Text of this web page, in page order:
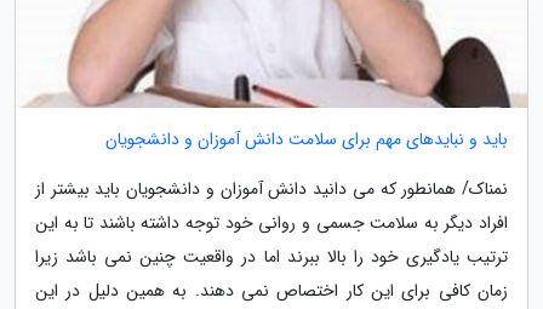
باید و نبایدهای مهم برای سلامت دانش آموزان و دانشجویان
نمناک/ همانطور که می دانید دانش آموزان و دانشجویان باید بیشتر از
افراد دیگر به سلامت جسمی و روانی خود توجه داشته باشند تا به این
ترتیب یادگیری خود را بالا ببرند اما در واقعیت چنین نمی باشد زیرا
زمان کافی برای این کار اختصاص نمی دهند. به همین دلیل در این